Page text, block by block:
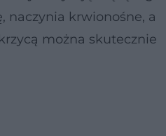
naczynia krwionośne, a
można skutecznie